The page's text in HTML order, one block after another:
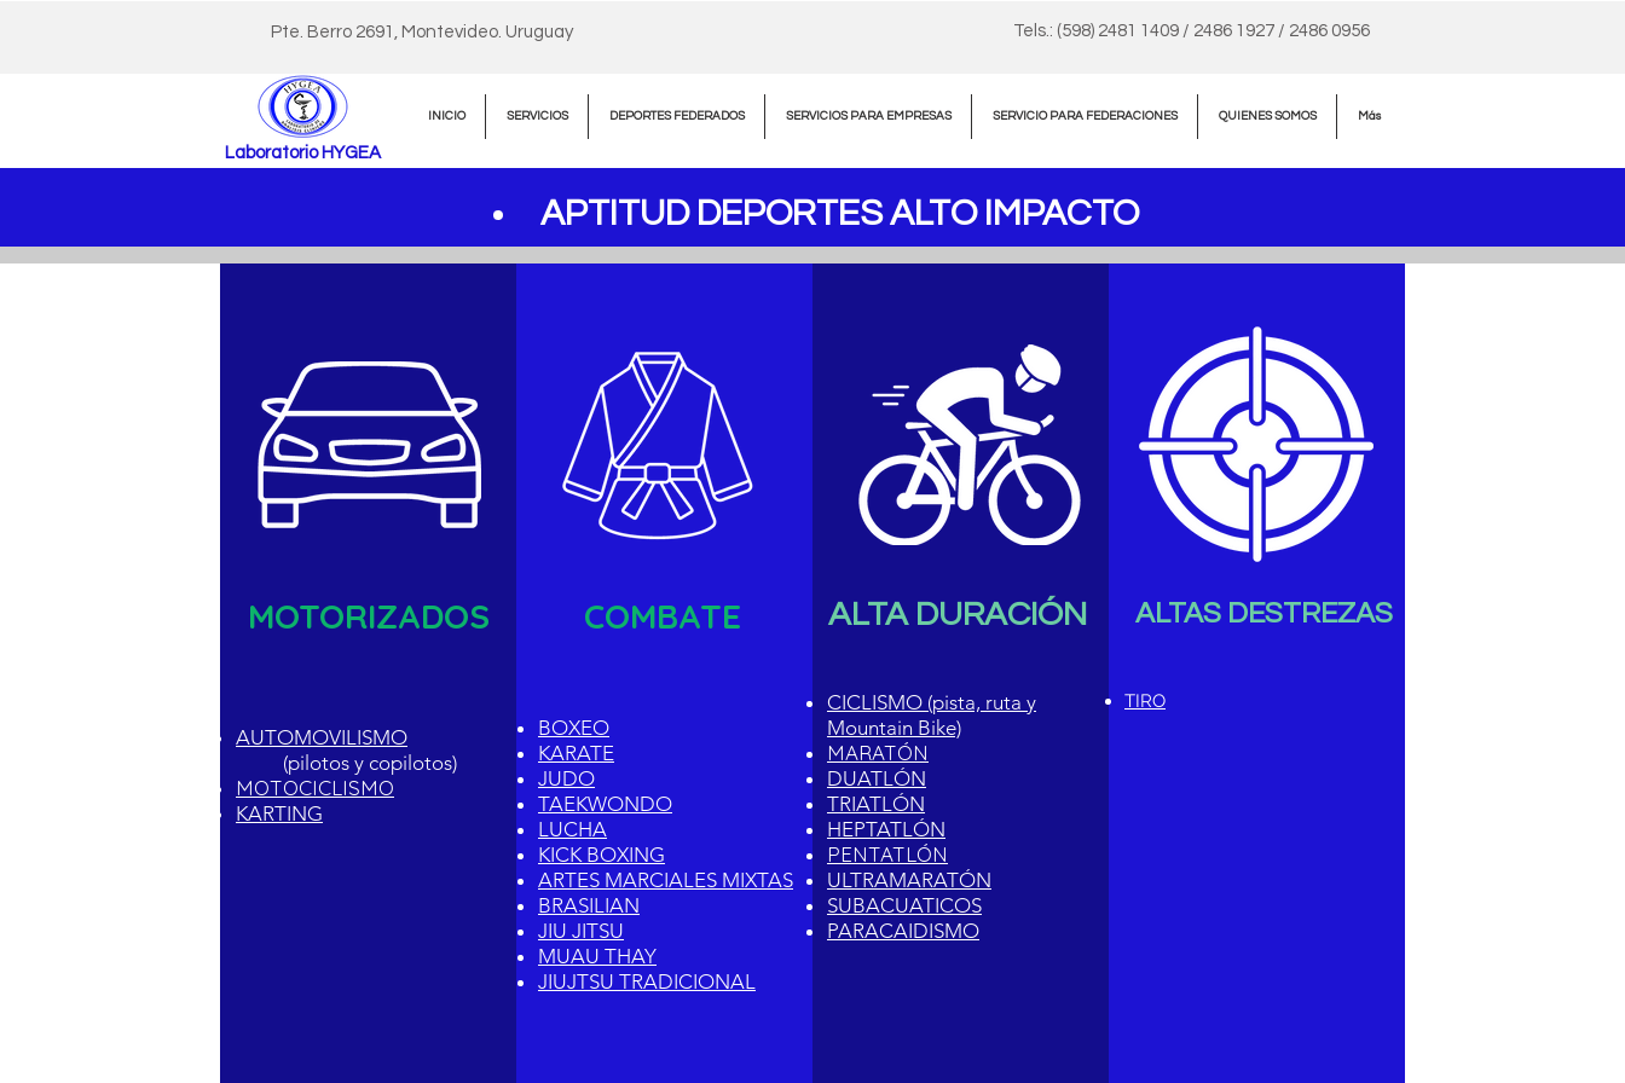
Pte. Berro 2691, Montevideo. Uruguay Tels.: (598) 2481 1409 / 2486 1927 / 2486 0956
Laboratorio HYGEA
INICIO SERVICIOS DEPORTES FEDERADOS SERVICIOS PARA EMPRESAS SERVICIO PARA FEDERACIONES QUIENES SOMOS Más
APTITUD DEPORTES ALTO IMPACTO
MOTORIZADOS
AUTOMOVILISMO
(pilotos y copilotos)
MOTOCICLISMO
KARTING
COMBATE
BOXEO
KARATE
JUDO
TAEKWONDO
LUCHA
KICK BOXING
ARTES MARCIALES MIXTAS
BRASILIAN
JIU JITSU
MUAU THAY
JIUJTSU TRADICIONAL
ALTA DURACIÓN
CICLISMO (pista, ruta y
Mountain Bike)
MARATÓN
DUATLÓN
TRIATLÓN
HEPTATLÓN
PENTATLÓN
ULTRAMARATÓN
SUBACUATICOS
PARACAIDISMO
ALTAS DESTREZAS
TIRO